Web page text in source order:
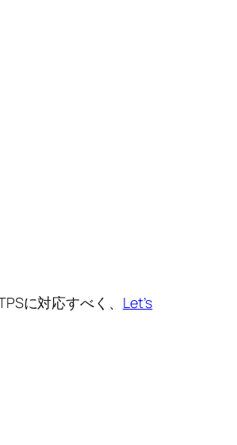
に対応すべく、 Let’s